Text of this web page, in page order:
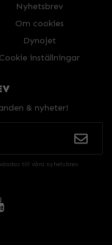
Nyhetsbrev
Om cookies
Dynojet
Cookie inställningar
& nyheter!
till våra nyhetsbrev.